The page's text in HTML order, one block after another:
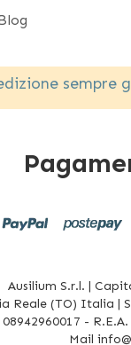
sempre
Ausilium S.r.l. |
Reale (TO) Italia
-
Mail